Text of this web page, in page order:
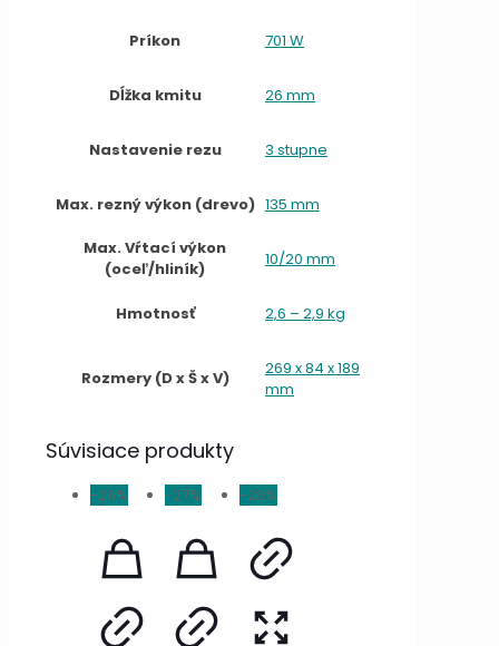
Príkon 701 W
Dĺžka kmitu 26 mm
Nastavenie rezu 3 stupne
Max. rezný výkon (drevo) 135 mm
Max. Vŕtací výkon
(oceľ/hliník)
10/20 mm
Hmotnosť 2,6 – 2,9 kg
Rozmery (D x Š x V)
269 x 84 x 189
mm
Súvisiace produkty
-26% -27% -26%